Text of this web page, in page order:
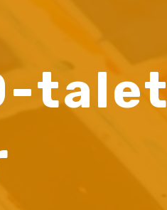
talet